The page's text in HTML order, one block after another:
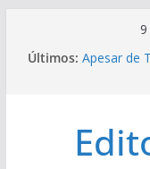
Últimos: Apesar de
Crônicas
Histórias e
Resenha –